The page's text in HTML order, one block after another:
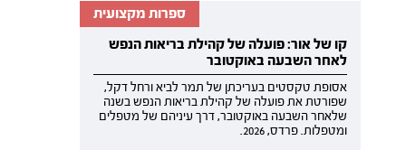
ספרות מקצועית
קו של אור: פועלה של קהילת בריאות הנפש
לאחר השבעה באוקטובר
אסופת טקסטים בעריכתן של תמר לביא ורחל דקל,
שפורטת את פועלה של קהילת בריאות הנפש בשנה
שלאחר השבעה באוקטובר, דרך עיניהם של מטפלים
ומטפלות. פרדס, 2026.